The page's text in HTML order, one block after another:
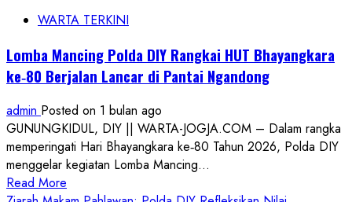
ke‑80,
DIY
Resmikan
Bor
&
Salurkan
Air
Bersih
WARTA TERKINI
Lomba Mancing Polda DIY Rangkai HUT Bhayangkara
ke‑80 Berjalan Lancar di Pantai Ngandong
admin Posted on 1 bulan ago
GUNUNGKIDUL, DIY || WARTA-JOGJA.COM – Dalam rangka
memperingati Hari Bhayangkara ke‑80 Tahun 2026, Polda DIY
menggelar kegiatan Lomba Mancing...
Read More